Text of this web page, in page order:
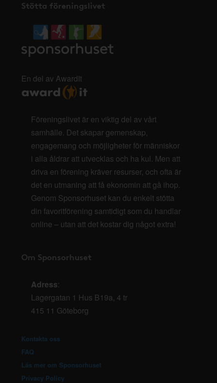
Stötta föreningslivet
En del av AwardIt
Föreningslivet är en viktig del av vårt
samhälle. Det skapar gemenskap,
engagemang och möjligheter för människor
i alla åldrar att utvecklas och ha kul. Men att
driva en förening kräver resurser, och ofta är
det en utmaning att få ekonomin att gå ihop.
Genom Sponsorhuset kan du enkelt stötta
din favoritförening samtidigt som du handlar
online – utan att det kostar dig något extra!
Om Sponsorhuset
Adress:
Lagergatan 1 Hus B19a, 4 tr
415 11 Göteborg
Kontakta oss
FAQ
Läs mer om Sponsorhuset
Privacy Policy